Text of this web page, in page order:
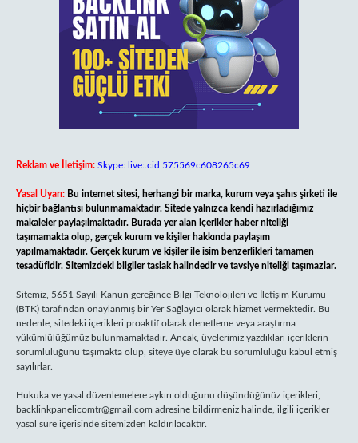
Reklam ve İletişim: Skype: live:.cid.575569c608265c69
Yasal Uyarı: Bu internet sitesi, herhangi bir marka, kurum veya şahıs şirketi ile
hiçbir bağlantısı bulunmamaktadır. Sitede yalnızca kendi hazırladığımız
makaleler paylaşılmaktadır. Burada yer alan içerikler haber niteliği
taşımamakta olup, gerçek kurum ve kişiler hakkında paylaşım
yapılmamaktadır. Gerçek kurum ve kişiler ile isim benzerlikleri tamamen
tesadüfidir. Sitemizdeki bilgiler taslak halindedir ve tavsiye niteliği taşımazlar.
Sitemiz, 5651 Sayılı Kanun gereğince Bilgi Teknolojileri ve İletişim Kurumu
(BTK) tarafından onaylanmış bir Yer Sağlayıcı olarak hizmet vermektedir. Bu
nedenle, sitedeki içerikleri proaktif olarak denetleme veya araştırma
yükümlülüğümüz bulunmamaktadır. Ancak, üyelerimiz yazdıkları içeriklerin
sorumluluğunu taşımakta olup, siteye üye olarak bu sorumluluğu kabul etmiş
sayılırlar.
Hukuka ve yasal düzenlemelere aykırı olduğunu düşündüğünüz içerikleri,
backlinkpanelicomtr@gmail.com adresine bildirmeniz halinde, ilgili içerikler
yasal süre içerisinde sitemizden kaldırılacaktır.